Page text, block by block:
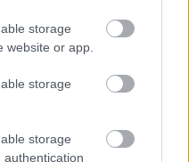
storage
website or app.
storage
storage
authentication